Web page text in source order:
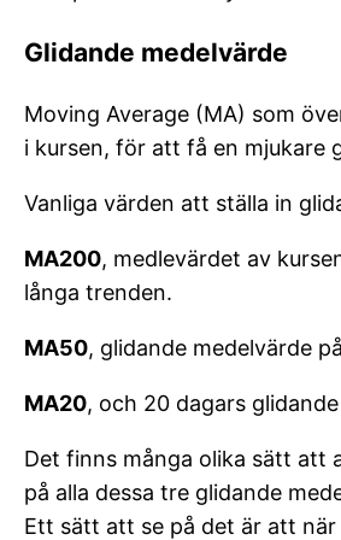
Glidande medelvärde
Moving Average (MA) som
i kursen, för att få en mjukare
Vanliga värden att ställa in
MA200, medlevärdet av
långa trenden.
MA50, glidande medelvärde
MA20, och 20 dagars
Det finns många olika sätt att
på alla dessa tre glidande
Ett sätt att se på det är att